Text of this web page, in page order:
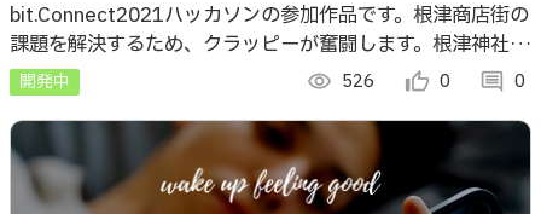
bit.Connect2021ハッカソンの参加作品です。根津商店街の
課題を解決するため、クラッピーが奮闘します。根津神社に
大きなひまわりの種を落としてみんなの応援で育てていきま
す。
開発中 visibility 526 thumb_up_alt 0 comment 0